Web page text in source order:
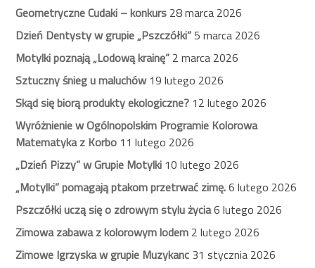
Geometryczne Cudaki – konkurs 28 marca 2026
Dzień Dentysty w grupie „Pszczółki”5 marca 2026
Motylki poznają „Lodową krainę” 2 marca 2026
Sztuczny śnieg u maluchów19 lutego 2026
Skąd się biorą produkty ekologiczne? 12 lutego 2026
Wyróżnienie w Ogólnopolskim Programie Kolorowa
Matematyka z Korbo 11 lutego 2026
„Dzień Pizzy” w Grupie Motylki 10 lutego 2026
„Motylki” pomagają ptakom przetrwać zimę.6 lutego 2026
Pszczółki uczą się o zdrowym stylu życia6 lutego 2026
Zimowa zabawa z kolorowym lodem 2 lutego 2026
Zimowe Igrzyska w grupie Muzykanc 31 stycznia 2026